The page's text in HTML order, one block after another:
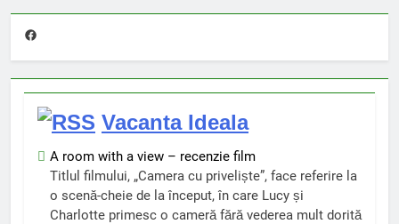
Facebook
Vacanta Ideala
A room with a view – recenzie film
Titlul filmului, „Camera cu priveliște”, face referire la
o scenă-cheie de la început, în care Lucy și
Charlotte primesc o cameră fără vederea mult dorită